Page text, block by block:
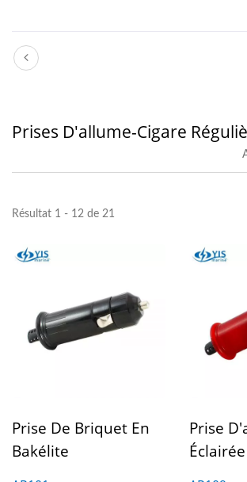
Prises D'allume-Cigare
Résultat 1 - 12 de 21
Prise De Briquet En
Bakélite
Prise
Éclairée